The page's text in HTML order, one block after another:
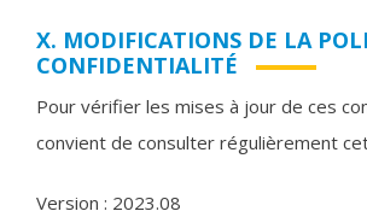
X. MODIFICATIONS DE LA
CONFIDENTIALITÉ
Pour vérifier les mises à jour de ces
convient de consulter régulièrement
Version : 2023.08